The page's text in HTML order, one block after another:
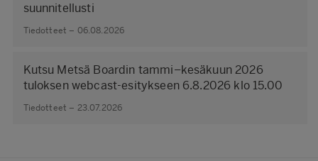
suunnitellusti
Tiedotteet – 06.08.2026
Kutsu Metsä Boardin tammi–kesäkuun 2026
tuloksen webcast-esitykseen 6.8.2026 klo 15.00
Tiedotteet – 23.07.2026